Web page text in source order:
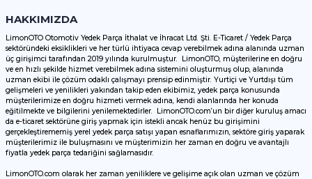
Görüş ve önerileriniz için teşekkür ederiz.
Ürün resmi kalitesiz, bozuk veya görüntülenemiyor.
Ürün açıklamasında eksik bilgiler bulunuyor.
Ürün bilgilerinde hatalar bulunuyor.
Ürün fiyatı diğer sitelerden daha pahalı.
Bu ürüne benzer farklı alternatifler olmalı.
HAKKIMIZDA
LimonOTO Otomotiv Yedek Parça İthalat ve İhracat Ltd. Şti. E-Ticaret / Yedek Parça
sektöründeki eksiklikleri ve her türlü ihtiyaca cevap verebilmek adına alanında uzman
üç girişimci tarafından 2019 yılında kurulmuştur. LimonOTO, müşterilerine en doğru
ve en hızlı şekilde hizmet verebilmek adına sistemini oluşturmuş olup, alanında
uzman ekibi ile çözüm odaklı çalışmayı prensip edinmiştir. Yurtiçi ve Yurtdışı tüm
gelişmeleri ve yenilikleri yakından takip eden ekibimiz, yedek parça konusunda
müşterilerimize en doğru hizmeti vermek adına, kendi alanlarında her konuda
eğitilmekte ve bilgilerini yenilemektedirler. LimonOTO.com’un bir diğer kuruluş amacı
da e-ticaret sektörüne giriş yapmak için istekli ancak henüz bu girişimini
gerçekleştirememiş yerel yedek parça satışı yapan esnaflarımızın, sektöre giriş yaparak
müşterilerimiz ile buluşmasını ve müşterimizin her zaman en doğru ve avantajlı
fiyatla yedek parça tedariğini sağlamasıdır.
LimonOTO.com olarak her zaman yeniliklere ve gelişime açık olan uzman ve çözüm